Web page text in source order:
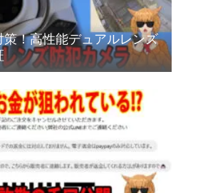
！高性能デュアルレンズ